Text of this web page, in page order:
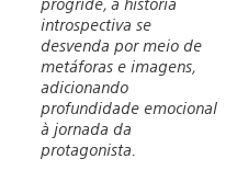
introspectiva se
desvenda por meio de
metáforas e imagens,
adicionando
profundidade emocional
à jornada da
protagonista.